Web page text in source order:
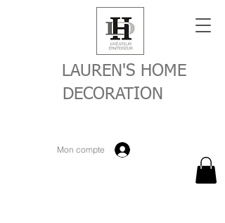
LAUREN'S HOME
DECORATION
Mon compte